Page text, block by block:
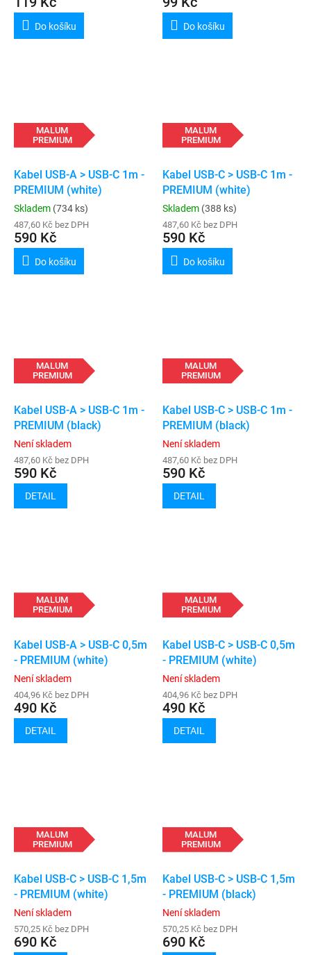
Do košíku Do košíku
MALUM
PREMIUM
Kabel USB-A > USB-C 1m -
PREMIUM (white)
Skladem (734 ks)
487,60 Kč bez DPH
590 Kč
Do košíku
MALUM
PREMIUM
Kabel USB-C > USB-C 1m -
PREMIUM (white)
Skladem (388 ks)
487,60 Kč bez DPH
590 Kč
Do košíku
MALUM
PREMIUM
Kabel USB-A > USB-C 1m -
PREMIUM (black)
Není skladem
487,60 Kč bez DPH
590 Kč
DETAIL
MALUM
PREMIUM
Kabel USB-C > USB-C 1m -
PREMIUM (black)
Není skladem
487,60 Kč bez DPH
590 Kč
DETAIL
MALUM
PREMIUM
Kabel USB-A > USB-C 0,5m
- PREMIUM (white)
Není skladem
404,96 Kč bez DPH
490 Kč
DETAIL
MALUM
PREMIUM
Kabel USB-C > USB-C 0,5m
- PREMIUM (white)
Není skladem
404,96 Kč bez DPH
490 Kč
DETAIL
MALUM
PREMIUM
Kabel USB-C > USB-C 1,5m
- PREMIUM (white)
Není skladem
570,25 Kč bez DPH
690 Kč
MALUM
PREMIUM
Kabel USB-C > USB-C 1,5m
- PREMIUM (black)
Není skladem
570,25 Kč bez DPH
690 Kč